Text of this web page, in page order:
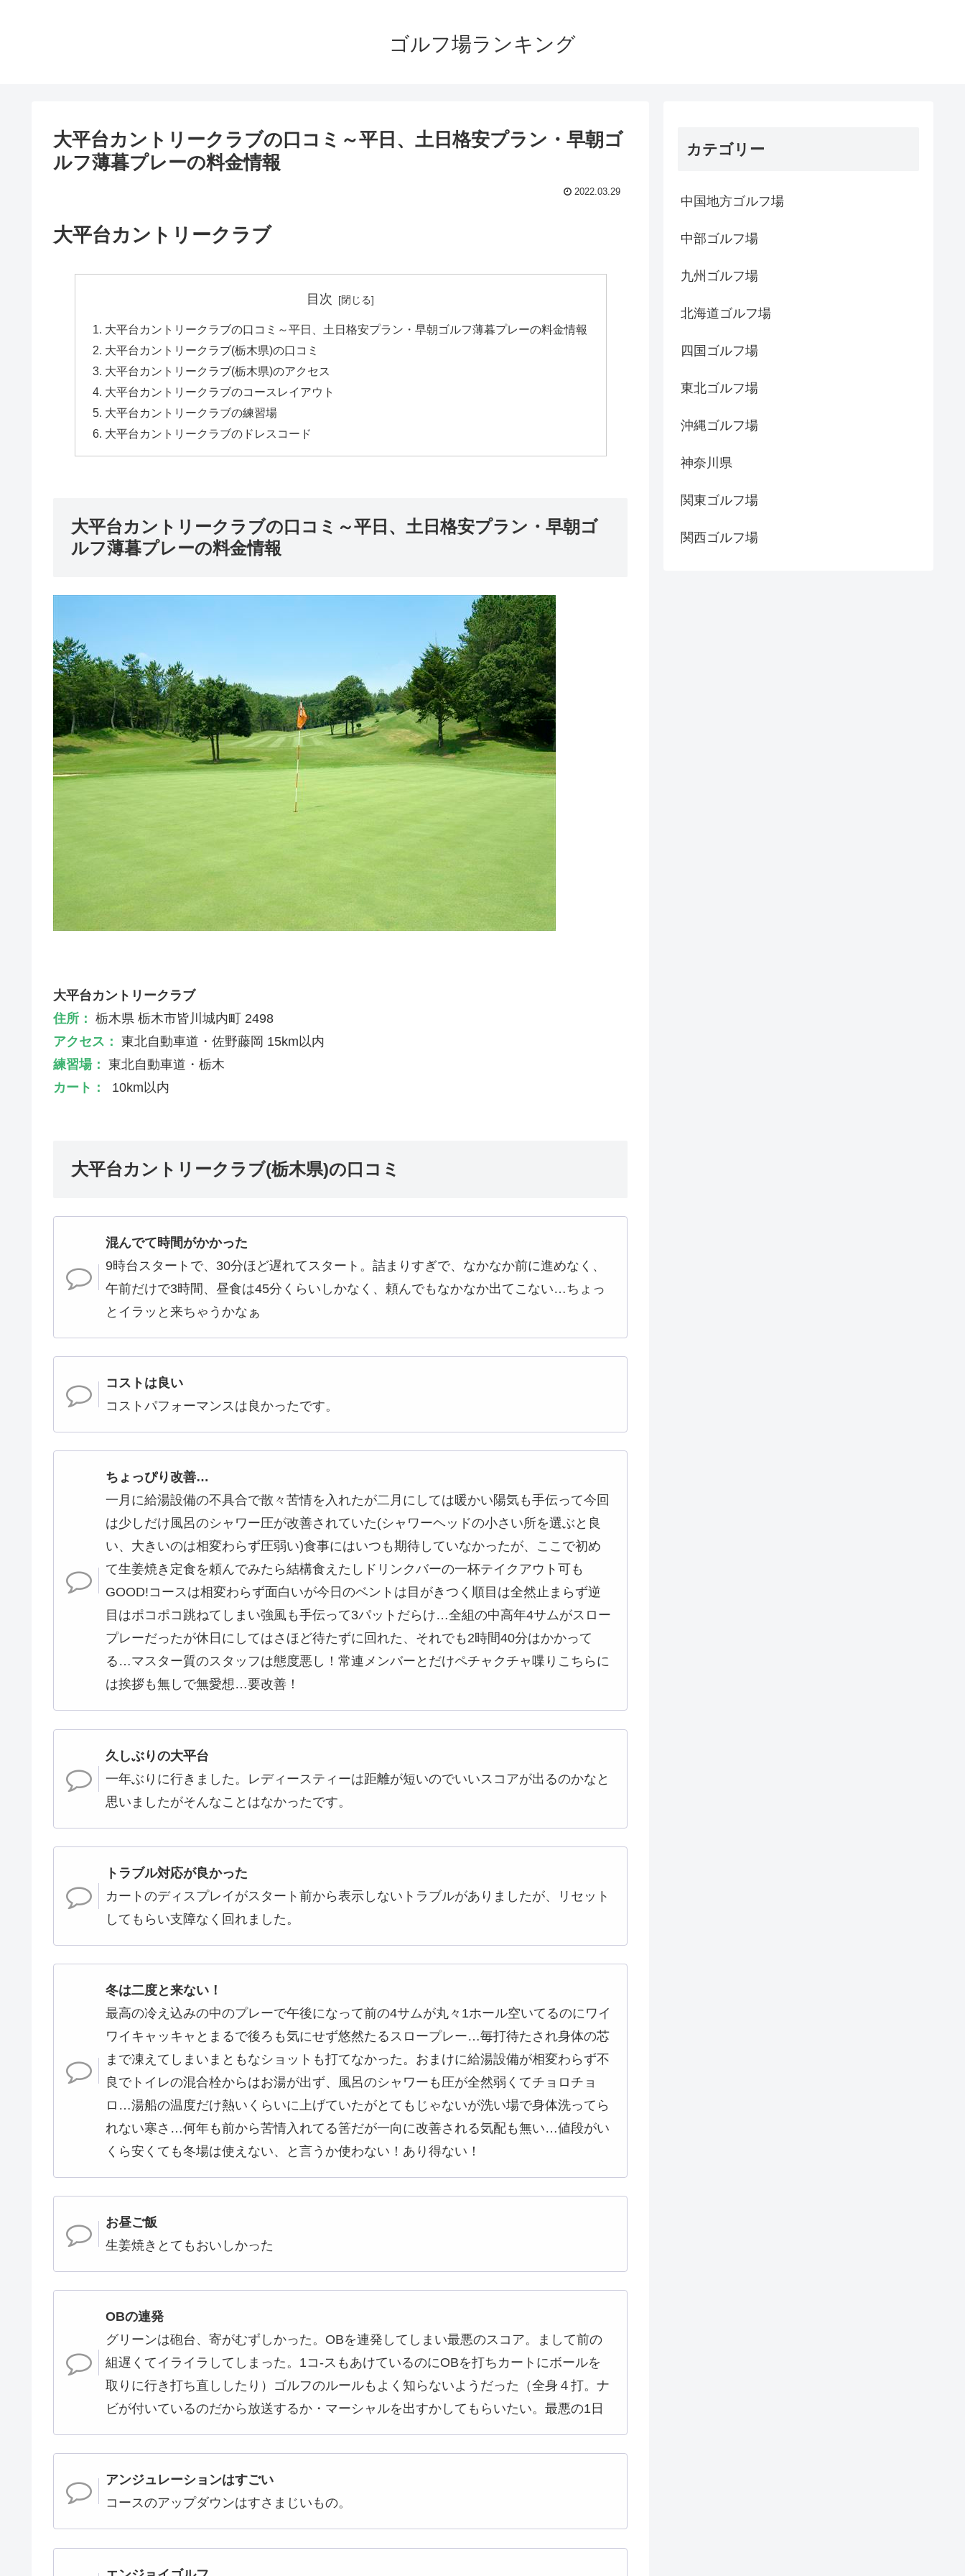
ゴルフ場ランキング
大平台カントリークラブの口コミ～平日、土日格安プラン・早朝ゴ
ルフ薄暮プレーの料金情報
2022.03.29
大平台カントリークラブ
目次
大平台カントリークラブの口コミ～平日、土日格安プラン・早朝ゴルフ薄暮プレーの料金情報
大平台カントリークラブ(栃木県)の口コミ
大平台カントリークラブ(栃木県)のアクセス
大平台カントリークラブのコースレイアウト
大平台カントリークラブの練習場
大平台カントリークラブのドレスコード
大平台カントリークラブの口コミ～平日、土日格安プラン・早朝ゴ
ルフ薄暮プレーの料金情報
大平台カントリークラブ
住所： 栃木県 栃木市皆川城内町 2498
アクセス： 東北自動車道・佐野藤岡 15km以内
練習場： 東北自動車道・栃木
カート：
10km以内
大平台カントリークラブ(栃木県)の口コミ
混んでて時間がかかった
9時台スタートで、30分ほど遅れてスタート。詰まりすぎで、なかなか前に進めなく、
午前だけで3時間、昼食は45分くらいしかなく、頼んでもなかなか出てこない…ちょっ
とイラッと来ちゃうかなぁ
コストは良い
コストパフォーマンスは良かったです。
ちょっぴり改善…
一月に給湯設備の不具合で散々苦情を入れたが二月にしては暖かい陽気も手伝って今回
は少しだけ風呂のシャワー圧が改善されていた(シャワーヘッドの小さい所を選ぶと良
い、大きいのは相変わらず圧弱い)食事にはいつも期待していなかったが、ここで初め
て生姜焼き定食を頼んでみたら結構食えたしドリンクバーの一杯テイクアウト可も
GOOD!コースは相変わらず面白いが今日のベントは目がきつく順目は全然止まらず逆
目はポコポコ跳ねてしまい強風も手伝って3パットだらけ…全組の中高年4サムがスロー
プレーだったが休日にしてはさほど待たずに回れた、それでも2時間40分はかかって
る…マスター質のスタッフは態度悪し！常連メンバーとだけペチャクチャ喋りこちらに
は挨拶も無しで無愛想…要改善！
久しぶりの大平台
一年ぶりに行きました。レディースティーは距離が短いのでいいスコアが出るのかなと
思いましたがそんなことはなかったです。
トラブル対応が良かった
カートのディスプレイがスタート前から表示しないトラブルがありましたが、リセット
してもらい支障なく回れました。
冬は二度と来ない！
最高の冷え込みの中のプレーで午後になって前の4サムが丸々1ホール空いてるのにワイ
ワイキャッキャとまるで後ろも気にせず悠然たるスロープレー…毎打待たされ身体の芯
まで凍えてしまいまともなショットも打てなかった。おまけに給湯設備が相変わらず不
良でトイレの混合栓からはお湯が出ず、風呂のシャワーも圧が全然弱くてチョロチョ
ロ…湯船の温度だけ熱いくらいに上げていたがとてもじゃないが洗い場で身体洗ってら
れない寒さ…何年も前から苦情入れてる筈だが一向に改善される気配も無い…値段がい
くら安くても冬場は使えない、と言うか使わない！あり得ない！
お昼ご飯
生姜焼きとてもおいしかった
OBの連発
グリーンは砲台、寄がむずしかった。OBを連発してしまい最悪のスコア。まして前の
組遅くてイライラしてしまった。1コ-スもあけているのにOBを打ちカートにボールを
取りに行き打ち直ししたり）ゴルフのルールもよく知らないようだった（全身４打。ナ
ビが付いているのだから放送するか・マーシャルを出すかしてもらいたい。最悪の1日
アンジュレーションはすごい
コースのアップダウンはすさまじいもの。
カテゴリー
中国地方ゴルフ場
中部ゴルフ場
九州ゴルフ場
北海道ゴルフ場
四国ゴルフ場
東北ゴルフ場
沖縄ゴルフ場
神奈川県
関東ゴルフ場
関西ゴルフ場